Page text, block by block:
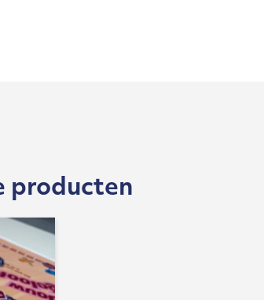
producten